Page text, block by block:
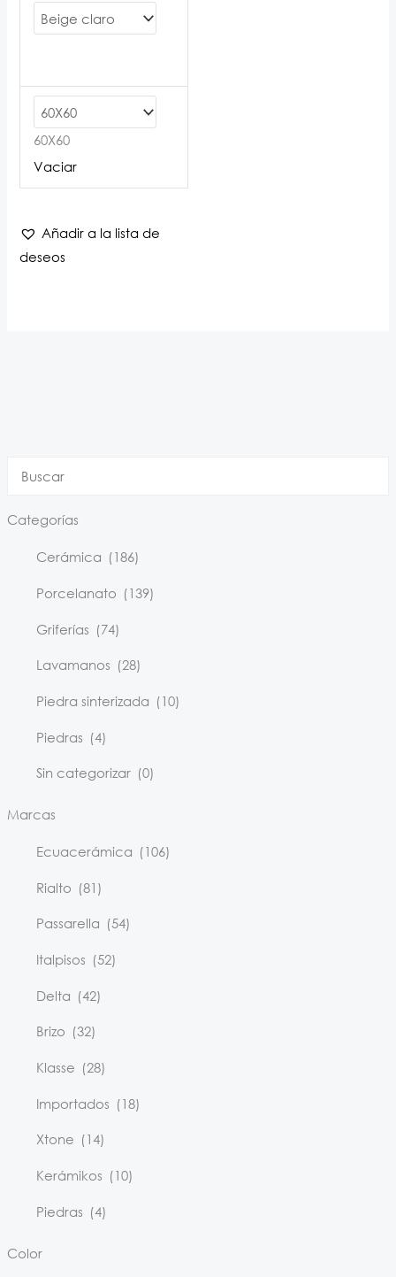
Categorías
Cerámica (186)
Porcelanato (139)
Griferías (74)
Lavamanos (28)
Piedra sinterizada (10)
Piedras (4)
Sin categorizar (0)
Marcas
Ecuacerámica (106)
Rialto (81)
Passarella (54)
Italpisos (52)
Delta (42)
Brizo (32)
Klasse (28)
Importados (18)
Xtone (14)
Kerámikos (10)
Piedras (4)
Color
60X60
Vaciar
Añadir a la lista de
deseos